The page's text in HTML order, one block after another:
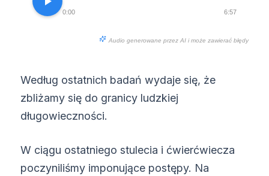
0:00 6:57
Audio generowane przez AI i może zawierać błędy
Według ostatnich badań wydaje się, że
zbliżamy się do granicy ludzkiej
długowieczności.
W ciągu ostatniego stulecia i ćwierćwiecza
poczyniliśmy imponujące postępy. Na